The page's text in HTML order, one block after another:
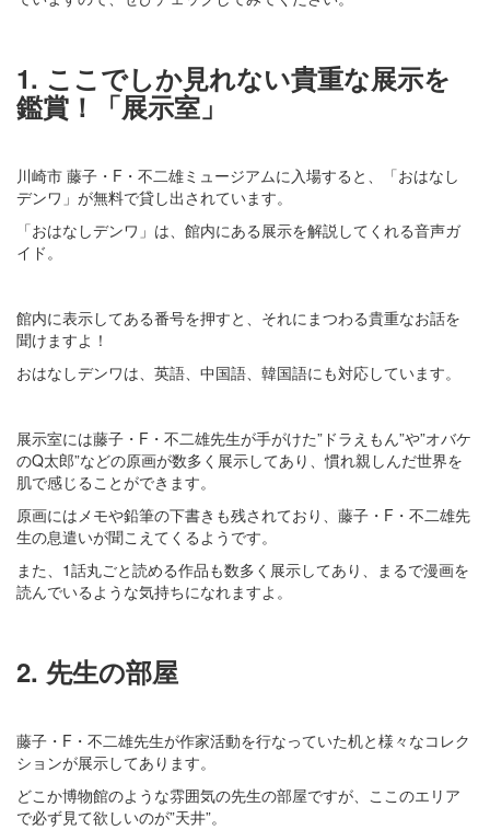
1. ここでしか見れない貴重な展示を
鑑賞！「展示室」
川崎市 藤子・F・不二雄ミュージアムに入場すると、「おはなし
デンワ」が無料で貸し出されています。
「おはなしデンワ」は、館内にある展示を解説してくれる音声ガ
イド。
館内に表示してある番号を押すと、それにまつわる貴重なお話を
聞けますよ！
おはなしデンワは、英語、中国語、韓国語にも対応しています。
展示室には藤子・F・不二雄先生が手がけた”ドラえもん”や”オバケ
のQ太郎”などの原画が数多く展示してあり、慣れ親しんだ世界を
肌で感じることができます。
原画にはメモや鉛筆の下書きも残されており、藤子・F・不二雄先
生の息遣いが聞こえてくるようです。
また、1話丸ごと読める作品も数多く展示してあり、まるで漫画を
読んでいるような気持ちになれますよ。
2. 先生の部屋
藤子・F・不二雄先生が作家活動を行なっていた机と様々なコレク
ションが展示してあります。
どこか博物館のような雰囲気の先生の部屋ですが、ここのエリア
で必ず見て欲しいのが”天井”。